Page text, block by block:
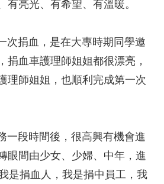
有亮光、有希望、有溫暖。
捐血，是在大專時期同學邀
捐血車護理師姐姐都很漂亮，
理師姐姐，也順利完成第一次
段時間後，很高興有機會進
眼間由少女、少婦、中年，進
是捐血人，我是捐中員工，我